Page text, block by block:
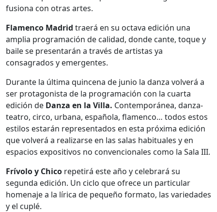
fusiona con otras artes.
Flamenco Madrid traerá en su octava edición una
amplia programación de calidad, donde cante, toque y
baile se presentarán a través de artistas ya
consagrados y emergentes.
Durante la última quincena de junio la danza volverá a
ser protagonista de la programación con la cuarta
edición de Danza en la Villa. Contemporánea, danza-
teatro, circo, urbana, española, flamenco… todos estos
estilos estarán representados en esta próxima edición
que volverá a realizarse en las salas habituales y en
espacios expositivos no convencionales como la Sala III.
Frívolo y Chico repetirá este año y celebrará su
segunda edición. Un ciclo que ofrece un particular
homenaje a la lírica de pequeño formato, las variedades
y el cuplé.